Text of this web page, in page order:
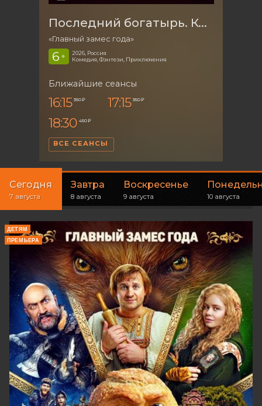
Последний богатырь. Колобок
«Главный замес года»
6 +
2026, Россия
Комедия, Фэнтези, Приключения
Ближайшие сеансы
16:15 350 ₽ 17:15 350 ₽
18:30 450 ₽
ВСЕ СЕАНСЫ
Сегодня
7 августа
Завтра
8 августа
Воскресенье
9 августа 10 августа
ДЕТЯМ
ПРЕМЬЕРА